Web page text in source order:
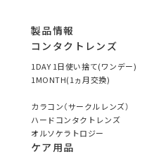
製品情報
コンタクトレンズ
1DAY 1日使い捨て(ワンデー)
1MONTH(1ヵ月交換)
カラコン（サークルレンズ）
ハードコンタクトレンズ
オルソケラトロジー
ケア用品